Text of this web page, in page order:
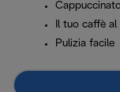
Il tuo caffè
Pulizia facile